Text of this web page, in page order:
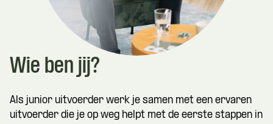
Wie ben jij?
Als junior uitvoerder werk je samen met een ervaren
uitvoerder die je op weg helpt met de eerste stappen in